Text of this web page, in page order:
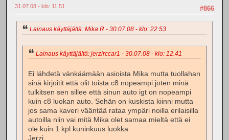
#866
31.07.08 - klo: 11.51
Lainaus käyttäjältä: Mika R - 30.07.08 - klo: 22.53
Lainaus käyttäjältä: jerzirccar1 - 30.07.08 - klo: 12.41
Ei lähdetä vänkäämään asioista Mika mutta tuollahan
sinä kirjoitit että olit toista c8 nopeampi joten minä
tulkitsen sen sillee että sinun auto igt on nopeampi
kuin c8 luokan auto. Sehän on kuskista kiinni mutta
jos sama kaveri vääntää rataa ympäri noilla erilaisilla
autoilla niin vai mitä Mika olet samaa mieltä että ei
ole kuin 1 kpl kuninkuus luokka.
Jerzi